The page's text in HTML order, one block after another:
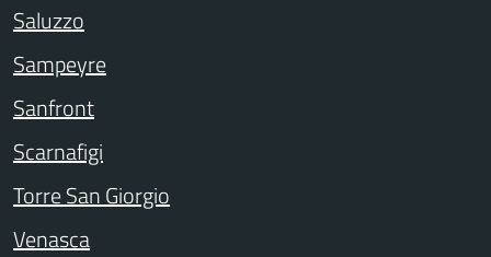
Saluzzo
Sampeyre
Sanfront
Scarnafigi
Torre San Giorgio
Venasca